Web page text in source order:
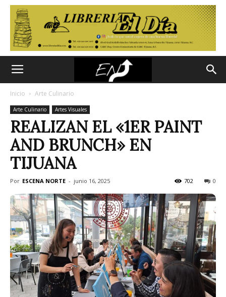
Inicio Arte Culinario
Arte Culinario Artes Visuales
REALIZAN EL «1ER PAINT
AND BRUNCH» EN
TIJUANA
Por ESCENA NORTE - junio 16, 2025 0
702